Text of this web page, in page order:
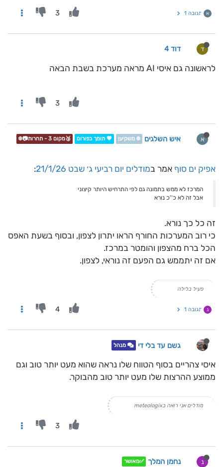
א תגובה 1 3
ד דוד 4
לראשונה גם איסי AI מראה מערכת בשבת הבאה
3
א איש השלגים ❄️ משקיען 💖 תומך בפורום 🥉מקום 3 - תחרות📷❄️
אפיק ים סוף אמר במודלים יום רביעי ג׳ שבט 21/1/26 :
המרכז לא ממש בתמונה גם לפי התרחיש היותר קיצוני
אבל זה לא כ''כ נורא
זה כל כך נורא.
כי רוב המערכות החורף הראו יתרון לצפון, ובסוף בשעת האפס
הכל ברח מהצפון והומטר במרכז.
אם זה יתממש גם הפעם זה נוראי, לצפון.
פעיל בלילה
נ תגובה 1 4
גשם עד בלי די מנהל
איסי צהריים בסוף הטווח שלו נראה שהוא מעט יותר טוב וגם
ממוצע ההרצות שלו מעט יותר טוב מהבוקר.
מודלים אני רואה בmeteologix
3
נ נחמן המלך ✅מאושר